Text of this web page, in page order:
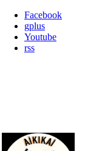
Facebook
gplus
Youtube
rss